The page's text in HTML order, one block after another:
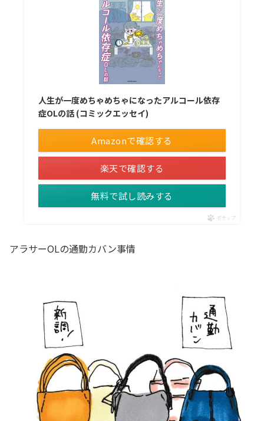
人生が一度めちゃめちゃになったアルコール依存
症OLの話 (コミックエッセイ)
Amazonで確認する
楽天で確認する
無料で試し読みする
ポチップ
アラサーOLの通勤カバン事情